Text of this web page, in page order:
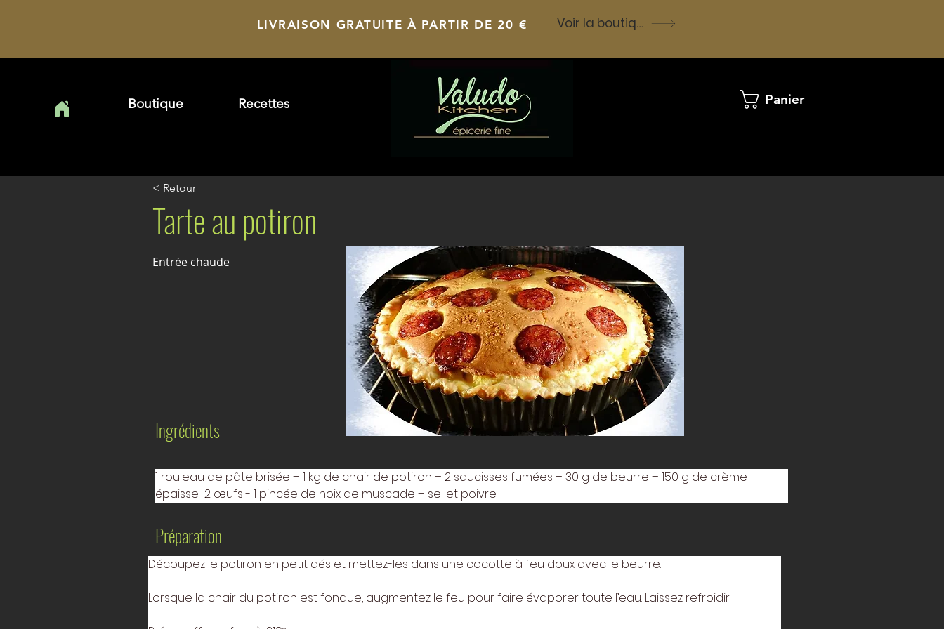
LIVRAISON GRATUITE À PARTIR DE 20 € Voir la boutique
Boutique Recettes Panier
< Retour
Tarte au potiron
Entrée chaude
Ingrédients
1 rouleau de pâte brisée – 1 kg de chair de potiron – 2 saucisses fumées – 30 g de beurre – 150 g de crème
épaisse  2 œufs - 1 pincée de noix de muscade – sel et poivre
Préparation
Découpez le potiron en petit dés et mettez-les dans une cocotte à feu doux avec le beurre.
Lorsque la chair du potiron est fondue, augmentez le feu pour faire évaporer toute l’eau. Laissez refroidir.